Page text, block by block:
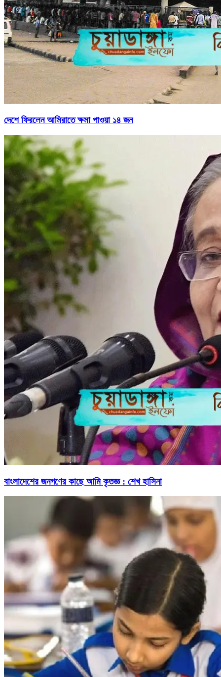
দেশে ফিরলেন আমিরাতে ক্ষমা পাওয়া ১৪ জন
বাংলাদেশের জনগণের কাছে আমি কৃতজ্ঞ : শেখ হাসিনা